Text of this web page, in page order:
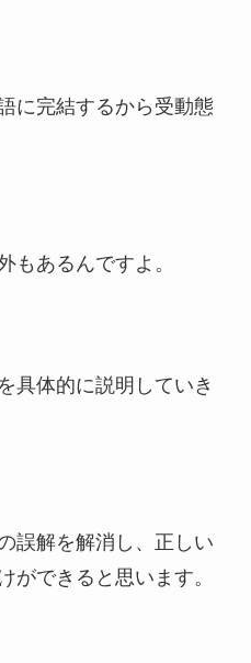
に完結するから受動態
もあるんですよ。
具体的に説明していき
誤解を解消し、正しい
ができると思います。